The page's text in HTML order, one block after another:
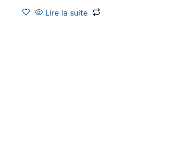
Lire la suite